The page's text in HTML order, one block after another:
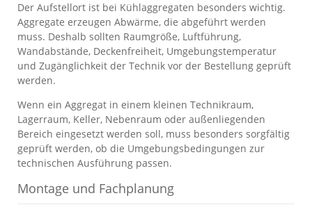
Der Aufstellort ist bei Kühlaggregaten besonders wichtig.
Aggregate erzeugen Abwärme, die abgeführt werden
muss. Deshalb sollten Raumgröße, Luftführung,
Wandabstände, Deckenfreiheit, Umgebungstemperatur
und Zugänglichkeit der Technik vor der Bestellung geprüft
werden.
Wenn ein Aggregat in einem kleinen Technikraum,
Lagerraum, Keller, Nebenraum oder außenliegenden
Bereich eingesetzt werden soll, muss besonders sorgfältig
geprüft werden, ob die Umgebungsbedingungen zur
technischen Ausführung passen.
Montage und Fachplanung